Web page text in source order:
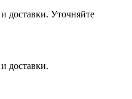
и доставки. Уточняйте
доставки.